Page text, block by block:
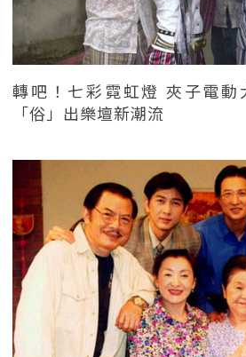
轉吧！七彩霓虹燈 夾子電動
「俗」出樂壇新潮流